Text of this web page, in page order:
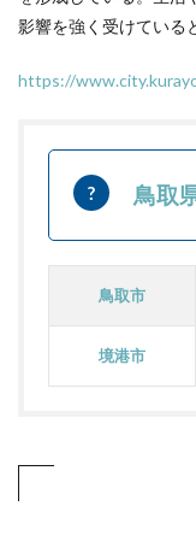
影響を強く受けている
https://
鳥取
鳥取市
境港市